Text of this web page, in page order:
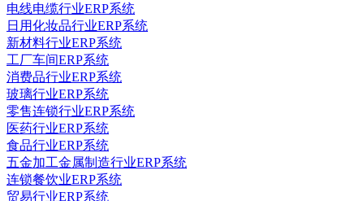
电线电缆行业ERP系统
日用化妆品行业ERP系统
新材料行业ERP系统
工厂车间ERP系统
消费品行业ERP系统
玻璃行业ERP系统
零售连锁行业ERP系统
医药行业ERP系统
食品行业ERP系统
五金加工金属制造行业ERP系统
连锁餐饮业ERP系统
贸易行业ERP系统